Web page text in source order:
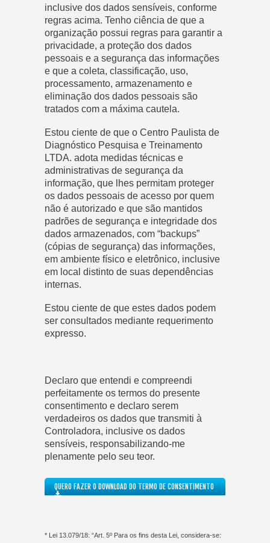
inclusive dos dados sensíveis, conforme
regras acima. Tenho ciência de que a
organização possui regras para garantir a
privacidade, a proteção dos dados
pessoais e a segurança das informações
e que a coleta, classificação, uso,
processamento, armazenamento e
eliminação dos dados pessoais são
tratados com a máxima cautela.
Estou ciente de que o Centro Paulista de
Diagnóstico Pesquisa e Treinamento
LTDA. adota medidas técnicas e
administrativas de segurança da
informação, que lhes permitam proteger
os dados pessoais de acesso por quem
não é autorizado e que são mantidos
padrões de segurança e integridade dos
dados armazenados, com “backups”
(cópias de segurança) das informações,
em ambiente físico e eletrônico, inclusive
em local distinto de suas dependências
internas.
Estou ciente de que estes dados podem
ser consultados mediante requerimento
expresso.
Declaro que entendi e compreendi
perfeitamente os termos do presente
consentimento e declaro serem
verdadeiros os dados que transmiti à
Controladora, inclusive os dados
sensíveis, responsabilizando-me
plenamente pelo seu teor.
QUERO FAZER O DOWNLOAD DO TERMO DE CONSENTIMENTO
* Lei 13.079/18: “Art. 5º Para os fins desta Lei, considera-se: